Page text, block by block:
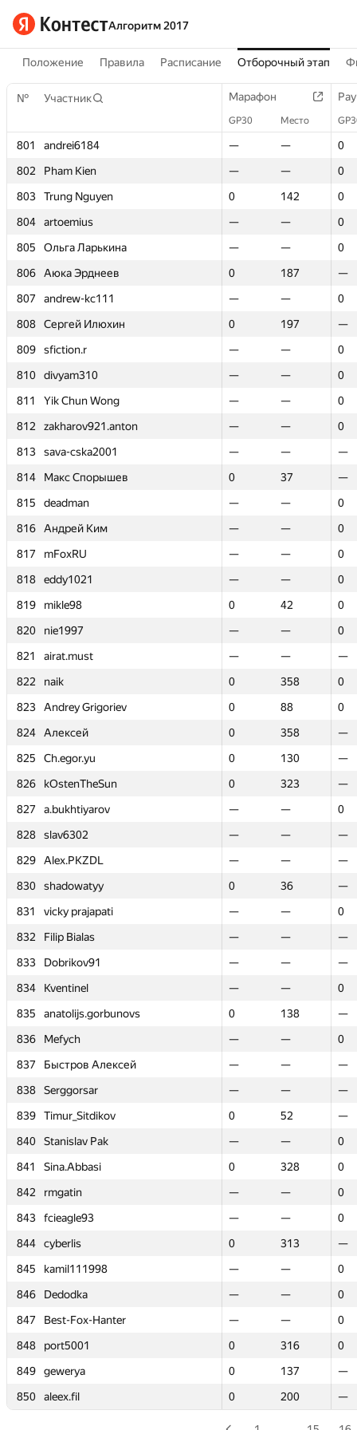
Алгоритм 2017
Положение Правила Расписание Отборочный этап
№ Участник Марафон
GP30 Место
801 andrei6184 — —
0
802
Pham Kien — —
0
803
Trung Nguyen 0 142
0
804
artoemius — —
0
805
Ольга Ларькина — —
0
806
Аюка Эрднеев 0 187
—
807
andrew-kc111 — —
0
808
Сергей Илюхин 0 197
—
809
sfiction.r — —
0
810
divyam310 — —
0
811
Yik Chun Wong — —
0
812
zakharov921.anton — —
0
813
sava-cska2001 — —
—
814
Макс Спорышев 0 37
—
815
deadman — —
0
816
Андрей Ким — —
0
817
mFoxRU — —
0
818
eddy1021 — —
0
819
mikle98 0 42
0
820
nie1997 — —
0
821
airat.must — —
—
822
naik 0 358
0
823
Andrey Grigoriev 0 88
0
824
Алексей 0 358
—
825
Ch.egor.yu 0 130
—
826
kOstenTheSun 0 323
—
827
a.bukhtiyarov — —
0
828
slav6302 — —
—
829
Alex.PKZDL — —
—
830
shadowatyy 0 36
—
831
vicky prajapati — —
0
832
Filip Bialas — —
—
833
Dobrikov91 — —
—
834
Kventinel — —
0
835
anatolijs.gorbunovs 0 138
—
836
Mefych — —
0
837
Быстров Алексей — —
—
838
Serggorsar — —
—
839
Timur_Sitdikov 0 52
—
840
Stanislav Pak — —
0
841
Sina.Abbasi 0 328
0
842
rmgatin — —
0
843
fcieagle93 — —
0
844
cyberlis 0 313
—
845
kamil111998 — —
0
846
Dedodka — —
0
847
Best-Fox-Hanter — —
0
848
port5001 0 316
0
849
gewerya 0 137
—
850
aleex.fil 0 200 —
№ Участник Марафон
GP30 Место
801 andrei6184 — —
0
802
Pham Kien — —
0
803
Trung Nguyen 0 142
0
804
artoemius — —
0
805
Ольга Ларькина — —
0
806
Аюка Эрднеев 0 187
—
807
andrew-kc111 — —
0
808
Сергей Илюхин 0 197
—
809
sfiction.r — —
0
810
divyam310 — —
0
811
Yik Chun Wong — —
0
812
zakharov921.anton — —
0
813
sava-cska2001 — —
—
814
Макс Спорышев 0 37
—
815
deadman — —
0
816
Андрей Ким — —
0
817
mFoxRU — —
0
818
eddy1021 — —
0
819
mikle98 0 42
0
820
nie1997 — —
0
821
airat.must — —
—
822
naik 0 358
0
823
Andrey Grigoriev 0 88
0
824
Алексей 0 358
—
825
Ch.egor.yu 0 130
—
826
kOstenTheSun 0 323
—
827
a.bukhtiyarov — —
0
828
slav6302 — —
—
829
Alex.PKZDL — —
—
830
shadowatyy 0 36
—
831
vicky prajapati — —
0
832
Filip Bialas — —
—
833
Dobrikov91 — —
—
834
Kventinel — —
0
835
anatolijs.gorbunovs 0 138
—
836
Mefych — —
0
837
Быстров Алексей — —
—
838
Serggorsar — —
—
839
Timur_Sitdikov 0 52
—
840
Stanislav Pak — —
0
841
Sina.Abbasi 0 328
0
842
rmgatin — —
0
843
fcieagle93 — —
0
844
cyberlis 0 313
—
845
kamil111998 — —
0
846
Dedodka — —
0
847
Best-Fox-Hanter — —
0
848
port5001 0 316
0
849
gewerya 0 137
—
850
aleex.fil 0 200 —